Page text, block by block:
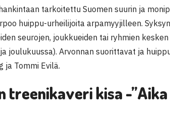
tarkoitettu Suomen suurin ja
huippu-urheilijoita arpamyyjilleen.
seurojen, joukkueiden tai ryhmien
joulukuussa). Arvonnan suorittavat ja
ja Tommi Evilä.
treenikaveri kisa -